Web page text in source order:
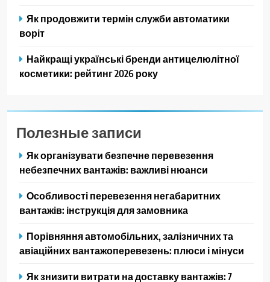
Як продовжити термін служби автоматики
воріт
Найкращі українські бренди антицелюлітної
косметики: рейтинг 2026 року
Полезные записи
Як організувати безпечне перевезення
небезпечних вантажів: важливі нюанси
Особливості перевезення негабаритних
вантажів: інструкція для замовника
Порівняння автомобільних, залізничних та
авіаційних вантажоперевезень: плюси і мінуси
Як знизити витрати на доставку вантажів: 7